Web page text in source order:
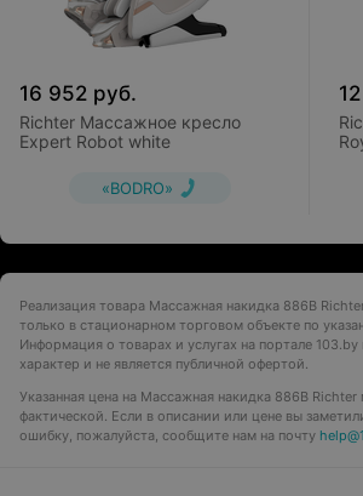
16 952 руб.
Richter Массажное кресло
Expert Robot white
«BODRO»
Реализация товара Массажная накидка 886В
только в стационарном торговом объекте по
Информация о товарах и услугах на портале
характер и не является публичной офертой.
Указанная цена на Массажная накидка 886В
фактической. Если в описании или цене вы
ошибку, пожалуйста, сообщите нам на почту